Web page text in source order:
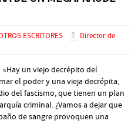
ESCRITORES
Director de
un viejo decrépito del
el poder y una vieja decrépita,
del fascismo, que tienen un plan
criminal. ¿Vamos a dejar que
de sangre provoquen una